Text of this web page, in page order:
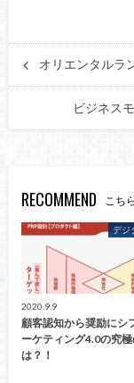
オリエンタルラ
ビジネス
RECOMMEND こち
デジ
2020.9.9
顧客認知から奨励にシ
ーケティング4.0の究極
は？！